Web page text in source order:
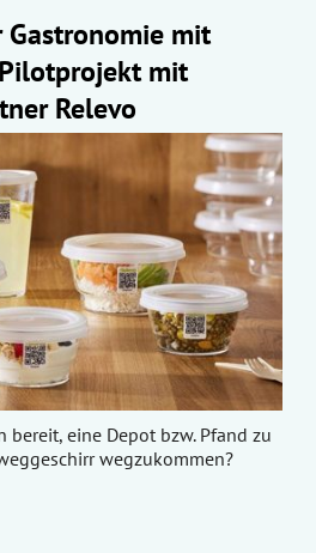
mit
mit
Relevo
bereit, eine Depot bzw. Pfand zu
wegzukommen?